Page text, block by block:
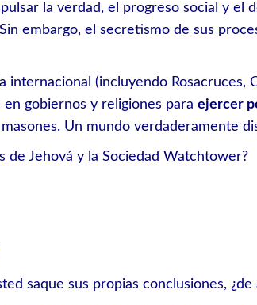
la verdad, el progreso social y el
embargo, el secretismo de sus
(incluyendo Rosacruces,
gobiernos y religiones para ejercer
Un mundo verdaderamente
de Jehová y la Sociedad Watchtower?
saque sus propias conclusiones, ¿de